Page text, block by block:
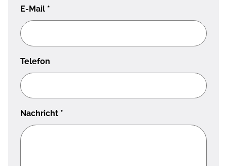
E-Mail *
Telefon
Nachricht *